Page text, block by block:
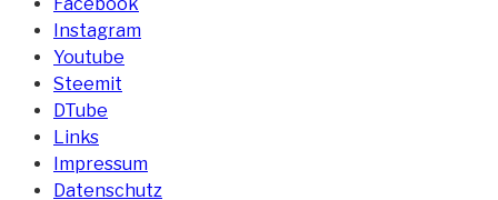
Instagram
Youtube
Steemit
DTube
Links
Impressum
Datenschutz